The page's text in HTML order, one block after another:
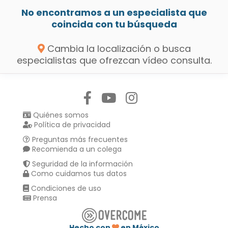
No encontramos a un especialista que
coincida con tu búsqueda
Cambia la localización o busca
especialistas que ofrezcan vídeo consulta.
Quiénes somos
Política de privacidad
Preguntas más frecuentes
Recomienda a un colega
Seguridad de la información
Como cuidamos tus datos
Condiciones de uso
Prensa